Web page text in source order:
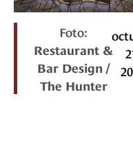
Foto:
Restaurant &
Bar Design /
The Hunter